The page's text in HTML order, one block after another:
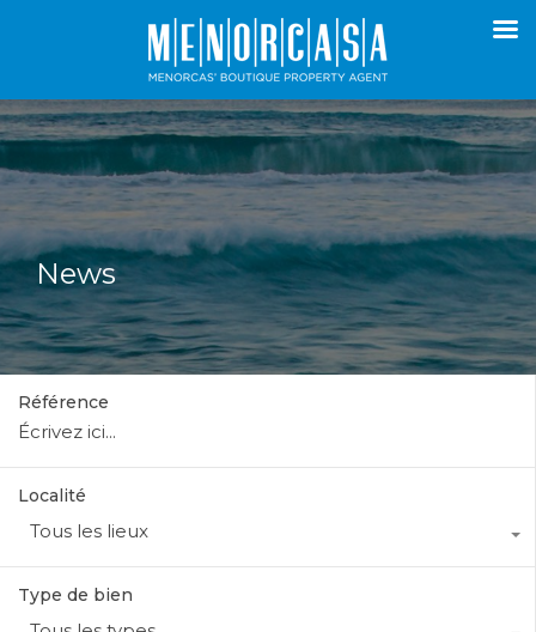
News
Référence
Localité
Tous les lieux
Type de bien